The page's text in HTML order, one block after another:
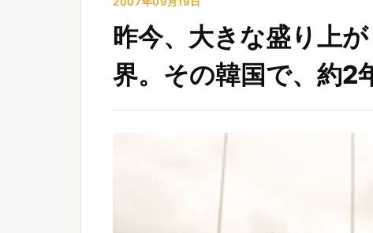
昨今、大きな盛り上
界。その韓国で、約2